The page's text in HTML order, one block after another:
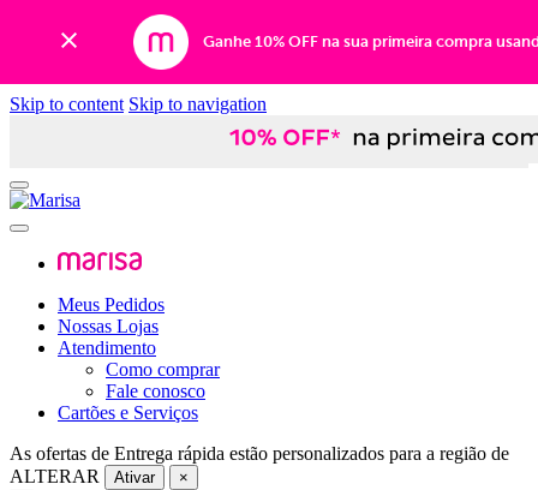
Ganhe 10% OFF na sua primeira compra
Skip to content Skip to navigation
Meus Pedidos
Nossas Lojas
Atendimento
Como comprar
Fale conosco
Cartões e Serviços
As ofertas de Entrega rápida estão personalizados para a região de
ALTERAR
Ativar ×